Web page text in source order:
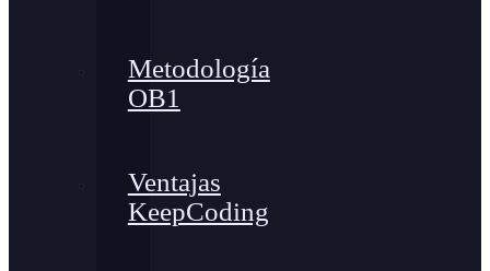
Metodología
OB1
Ventajas
KeepCoding